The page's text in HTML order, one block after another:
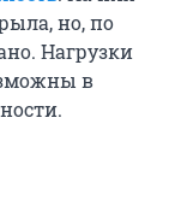
но, по
Нагрузки
в